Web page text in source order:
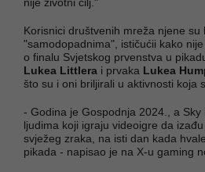
Korisnici društvenih mreža njene su
"samodopadnima", ističućii kako
o finalu Svjetskog prvenstva u
Lukea Littlera i prvaka Lukea
što su i oni briljirali u aktivnosti koja
- Godina je Gospodnja 2024., a Sky
ljudima koji igraju videoigre da
svježeg zraka, na isti dan kada
pikada - napisao je na X-u gaming